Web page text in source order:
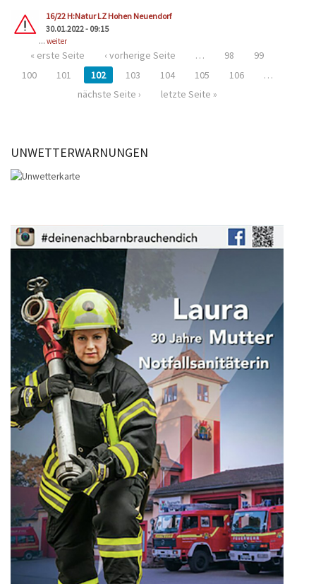
16/22 H:Natur LZ Hohen Neuendorf
30.01.2022 - 09:15
... weiter
« erste Seite ‹ vorherige Seite … 98
99
100
101 102 103 104 105 106
…
nächste Seite ›
letzte Seite »
UNWETTERWARNUNGEN